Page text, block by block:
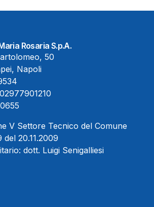
Rosaria S.p.A.
50
Napoli
V Settore Tecnico del Comune
del 20.11.2009
dott. Luigi Senigalliesi